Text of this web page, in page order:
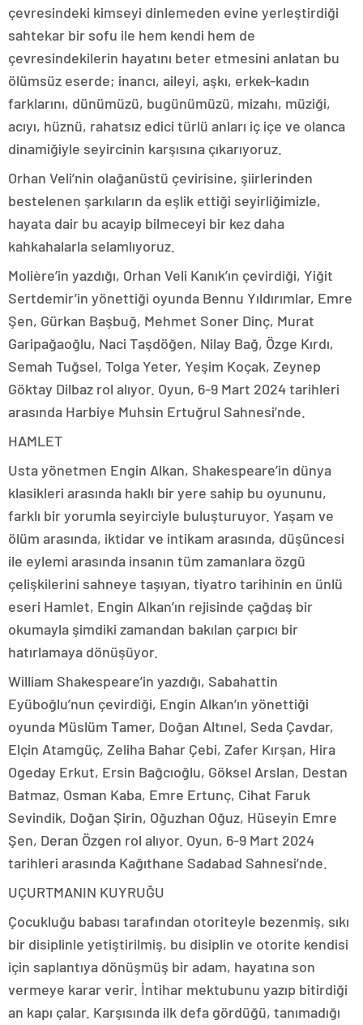
çevresindeki kimseyi dinlemeden evine yerleştirdiği
sahtekar bir sofu ile hem kendi hem de
çevresindekilerin hayatını beter etmesini anlatan bu
ölümsüz eserde; inancı, aileyi, aşkı, erkek-kadın
farklarını, dünümüzü, bugünümüzü, mizahı, müziği,
acıyı, hüznü, rahatsız edici türlü anları iç içe ve olanca
dinamiğiyle seyircinin karşısına çıkarıyoruz.
Orhan Veli’nin olağanüstü çevirisine, şiirlerinden
bestelenen şarkıların da eşlik ettiği seyirliğimizle,
hayata dair bu acayip bilmeceyi bir kez daha
kahkahalarla selamlıyoruz.
Molière’in yazdığı, Orhan Veli Kanık’ın çevirdiği, Yiğit
Sertdemir’in yönettiği oyunda Bennu Yıldırımlar, Emre
Şen, Gürkan Başbuğ, Mehmet Soner Dinç, Murat
Garipağaoğlu, Naci Taşdöğen, Nilay Bağ, Özge Kırdı,
Semah Tuğsel, Tolga Yeter, Yeşim Koçak, Zeynep
Göktay Dilbaz rol alıyor. Oyun, 6-9 Mart 2024 tarihleri
arasında Harbiye Muhsin Ertuğrul Sahnesi’nde.
HAMLET
Usta yönetmen Engin Alkan, Shakespeare’in dünya
klasikleri arasında haklı bir yere sahip bu oyununu,
farklı bir yorumla seyirciyle buluşturuyor. Yaşam ve
ölüm arasında, iktidar ve intikam arasında, düşüncesi
ile eylemi arasında insanın tüm zamanlara özgü
çelişkilerini sahneye taşıyan, tiyatro tarihinin en ünlü
eseri Hamlet, Engin Alkan’ın rejisinde çağdaş bir
okumayla şimdiki zamandan bakılan çarpıcı bir
hatırlamaya dönüşüyor.
William Shakespeare’in yazdığı, Sabahattin
Eyüboğlu’nun çevirdiği, Engin Alkan’ın yönettiği
oyunda Müslüm Tamer, Doğan Altınel, Seda Çavdar,
Elçin Atamgüç, Zeliha Bahar Çebi, Zafer Kırşan, Hira
Ogeday Erkut, Ersin Bağcıoğlu, Göksel Arslan, Destan
Batmaz, Osman Kaba, Emre Ertunç, Cihat Faruk
Sevindik, Doğan Şirin, Oğuzhan Oğuz, Hüseyin Emre
Şen, Deran Özgen rol alıyor. Oyun, 6-9 Mart 2024
tarihleri arasında Kağıthane Sadabad Sahnesi’nde.
UÇURTMANIN KUYRUĞU
Çocukluğu babası tarafından otoriteyle bezenmiş, sıkı
bir disiplinle yetiştirilmiş, bu disiplin ve otorite kendisi
için saplantıya dönüşmüş bir adam, hayatına son
vermeye karar verir. İntihar mektubunu yazıp bitirdiği
an kapı çalar. Karşısında ilk defa gördüğü, tanımadığı